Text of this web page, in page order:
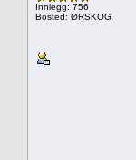
Innlegg: 756
Bosted: ØRSKOG